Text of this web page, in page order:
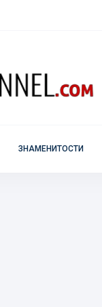
ЗНАМЕНИТОСТИ